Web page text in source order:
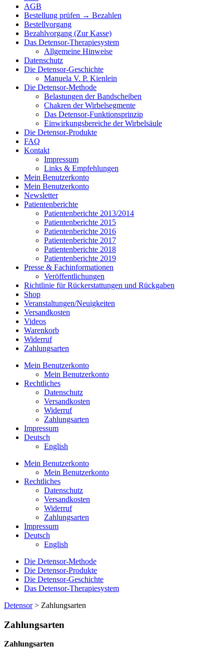
AGB
Bestellung prüfen → Bezahlen
Bestellvorgang
Bezahlvorgang (Zur Kasse)
Das Detensor-Therapiesystem
Allgemeine Hinweise
Datenschutz
Die Detensor-Geschichte
Manuela V. P. Kienlein
Die Detensor-Methode
Belastungen der Bandscheiben
Chakren der Wirbelsegmente
Das Detensor-Funktionsprinzip
Einwirkungsbereiche der Wirbelsäule
Die Detensor-Produkte
FAQ
Kontakt
Impressum
Links & Empfehlungen
Mein Benutzerkonto
Mein Benutzerkonto
Newsletter
Patientenberichte
Patientenberichte 2013/2014
Patientenberichte 2015
Patientenberichte 2016
Patientenberichte 2017
Patientenberichte 2018
Patientenberichte 2019
Presse & Fachinformationen
Veröffentlichungen
Richtlinie für Rückerstattungen und Rückgaben
Shop
Veranstaltungen/Neuigkeiten
Versandkosten
Videos
Warenkorb
Widerruf
Zahlungsarten
Mein Benutzerkonto
Mein Benutzerkonto
Rechtliches
Datenschutz
Versandkosten
Widerruf
Zahlungsarten
Impressum
Deutsch
English
Mein Benutzerkonto
Mein Benutzerkonto
Rechtliches
Datenschutz
Versandkosten
Widerruf
Zahlungsarten
Impressum
Deutsch
English
Die Detensor-Methode
Die Detensor-Produkte
Die Detensor-Geschichte
Das Detensor-Therapiesystem
Detensor> Zahlungsarten
Zahlungsarten
Zahlungsarten